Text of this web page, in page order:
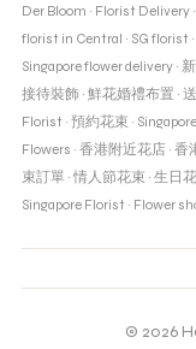
Der Bloom · Florist Delivery·
florist in Central · SG florist ·
Singapore flower delivery·
接待裝飾· 鮮花婚禮布置 ·
Florist · 預約花束 ·
Flowers · 香港附近花店· 香
束訂單· 情人節花束 · 生日
Singapore Florist · Flower
© 2026